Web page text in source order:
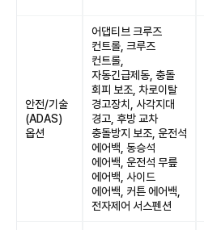
안전/기술
(ADAS)
옵션
어댑티브 크루즈
컨트롤, 크루즈
컨트롤,
자동긴급제동, 충돌
회피 보조, 차로이탈
경고장치, 사각지대
경고, 후방 교차
충돌방지 보조, 운전석
에어백, 동승석
에어백, 운전석 무릎
에어백, 사이드
에어백, 커튼 에어백,
전자제어 서스펜션